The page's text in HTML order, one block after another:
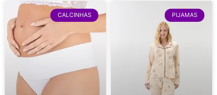
CALCINHAS PIJAMAS